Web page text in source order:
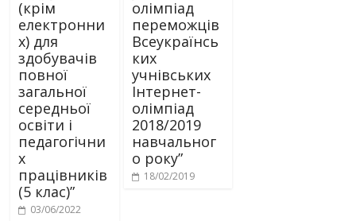
(крім
електронни
х) для
здобувачів
повної
загальної
середньої
освіти і
педагогічни
х
працівників
(5 клас)”
03/06/2022
олімпіад
переможців
Всеукраїнсь
ких
учнівських
Інтернет-
олімпіад
2018/2019
навчальног
о року”
18/02/2019